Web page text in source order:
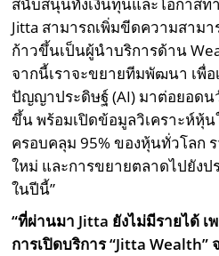
สนับสนุนทั้งเงินทุนและโอกาสท
Jitta สามารถเพิ่มขีดความสาม
ก้าวขึ้นเป็นผู้นำบริการด้าน
จากนี้เราจะขยายทีมพัฒนา เพื่
ปัญญาประดิษฐ์ (AI) มาต่อยอดน
ขึ้น พร้อมเปิดข้อมูลวิเคราะห์หุ้น
ครอบคลุม 95% ของหุ้นทั่วโลก
ใหม่ และการขยายตลาดไปยังป
ในปีนี้”
“ที่ผ่านมา Jitta ยังไม่มีรายได้ เ
การเปิดบริการ “Jitta Wealth”